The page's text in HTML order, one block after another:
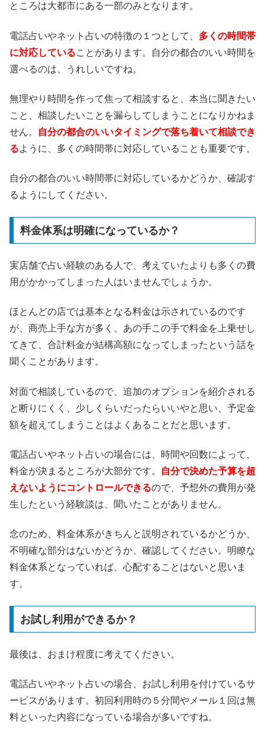
ところは大都市にある一部のみとなります。
電話占いやネット占いの特徴の１つとして、 多くの時間帯
に対応していることがあります。自分の都合のいい時間を
選べるのは、うれしいですね。
無理やり時間を作って焦って相談すると、本当に聞きたい
こと、相談したいことを漏らしてしまうことになりかねま
せん。
自分の都合のいいタイミングで落ち着いて相談でき
るように、多くの時間帯に対応していることも重要です。
自分の都合のいい時間帯に対応しているかどうか、確認す
るようにしてください。
料金体系は明確になっているか？
実店舗で占い経験のある人で、考えていたよりも多くの費
用がかかってしまった人はいませんでしょうか。
ほとんどの店では基本となる料金は示されているのです
が、商売上手な方が多く、あの手この手で料金を上乗せし
てきて、合計料金が結構高額になってしまったという話を
聞くことがあります。
対面で相談しているので、追加のオプションを紹介される
と断りにくく、少しくらいだったらいいやと思い、予定金
額を超えてしまうことはよくあることだと思います。
電話占いやネット占いの場合には、時間や回数によって、
料金が決まるところが大部分です。
自分で決めた予算を超
えないようにコントロールできるので、予想外の費用が発
生したという経験談は、聞いたことがありません。
念のため、料金体系がきちんと説明されているかどうか、
不明確な部分はないかどうか、確認してください。明瞭な
料金体系となっていれば、心配することはないと思いま
す。
お試し利用ができるか？
最後は、おまけ程度に考えてください。
電話占いやネット占いの場合、お試し利用を付けているサ
ービスがあります。初回利用時の５分間やメール１回は無
料といった内容になっている場合が多いですね。